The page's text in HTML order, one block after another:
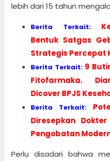
lebih dari 15 tahun
Berita Terkait:
Bentuk Satgas
Strategis Percepat
Berita Terkait: 9
Fitofarmaka.
Dicover BPJS
Berita Terkait:
Diresepkan
Pengobatan
Perlu disadari bahwa